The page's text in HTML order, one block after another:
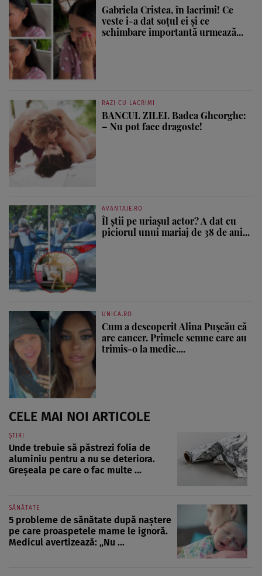
Gabriela Cristea, în lacrimi! Ce
veste i-a dat soțul ei și ce
schimbare importantă urmează...
RAZI CU LACRIMI
BANCUL ZILEI. Badea Gheorghe:
– Nu pot face dragoste!
AVANTAJE.RO
Îl știi pe uriașul actor? A dat cu
piciorul unui mariaj de 38 de ani...
UNICA.RO
Cum a descoperit Alina Pușcău că
are cancer. Primele semne care au
trimis-o la medic....
CELE MAI NOI ARTICOLE
ȘTIRI
Unde trebuie să păstrezi folia de
aluminiu pentru a nu se deteriora.
Greșeala pe care o fac multe ...
SĂNĂTATE
5 probleme de sănătate după naștere
pe care proaspetele mame le ignoră.
Medicul avertizează: „Nu ...